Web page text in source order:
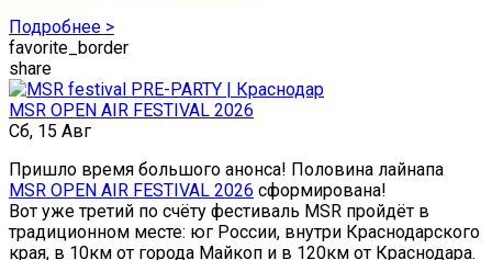
Подробнее >
favorite_border
share
MSR OPEN AIR FESTIVAL 2026
Сб, 15 Авг
Пришло время большого анонса! Половина лайнапа
MSR OPEN AIR FESTIVAL 2026 сформирована!
Вот уже третий по счёту фестиваль MSR пройдёт в
традиционном месте: юг России, внутри Краснодарского
края, в 10км от города Майкоп и в 120км от Краснодара.